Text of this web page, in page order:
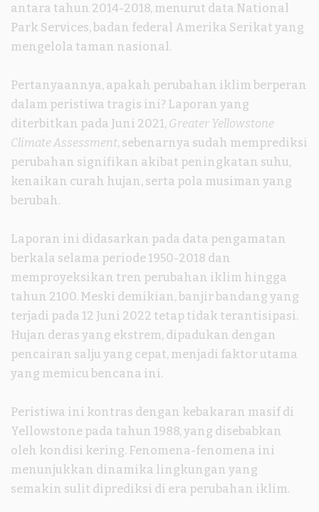
antara tahun 2014-2018, menurut data National
Park Services, badan federal Amerika Serikat yang
mengelola taman nasional.
Pertanyaannya, apakah perubahan iklim berperan
dalam peristiwa tragis ini? Laporan yang
diterbitkan pada Juni 2021, Greater Yellowstone
Climate Assessment, sebenarnya sudah memprediksi
perubahan signifikan akibat peningkatan suhu,
kenaikan curah hujan, serta pola musiman yang
berubah.
Laporan ini didasarkan pada data pengamatan
berkala selama periode 1950-2018 dan
memproyeksikan tren perubahan iklim hingga
tahun 2100. Meski demikian, banjir bandang yang
terjadi pada 12 Juni 2022 tetap tidak terantisipasi.
Hujan deras yang ekstrem, dipadukan dengan
pencairan salju yang cepat, menjadi faktor utama
yang memicu bencana ini.
Peristiwa ini kontras dengan kebakaran masif di
Yellowstone pada tahun 1988, yang disebabkan
oleh kondisi kering. Fenomena-fenomena ini
menunjukkan dinamika lingkungan yang
semakin sulit diprediksi di era perubahan iklim.